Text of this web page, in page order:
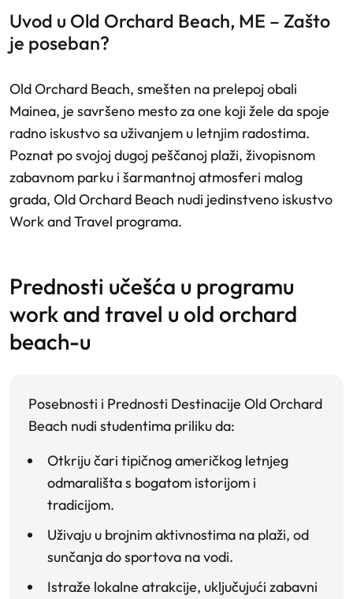
Uvod u Old Orchard Beach, ME – Zašto
je poseban?
Old Orchard Beach, smešten na prelepoj obali
Mainea, je savršeno mesto za one koji žele da spoje
radno iskustvo sa uživanjem u letnjim radostima.
Poznat po svojoj dugoj peščanoj plaži, živopisnom
zabavnom parku i šarmantnoj atmosferi malog
grada, Old Orchard Beach nudi jedinstveno iskustvo
Work and Travel programa.
prednosti učešća u programu
work and travel u old orchard
beach-u
Posebnosti i Prednosti Destinacije Old Orchard
Beach nudi studentima priliku da:
Otkriju čari tipičnog američkog letnjeg
odmarališta s bogatom istorijom i
tradicijom.
Uživaju u brojnim aktivnostima na plaži, od
sunčanja do sportova na vodi.
Istraže lokalne atrakcije, uključujući zabavni